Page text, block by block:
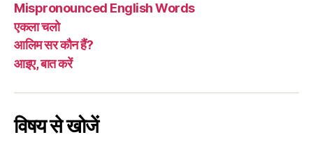
Mispronounced English Words
एकला चलो
आलिम सर कौन हैं?
आइए, बात करें
विषय से खोजें